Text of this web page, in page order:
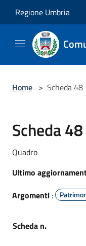
Regione Umbria
Home > Scheda 48
Scheda 48
Quadro
Ultimo
Argomenti :
Scheda n.